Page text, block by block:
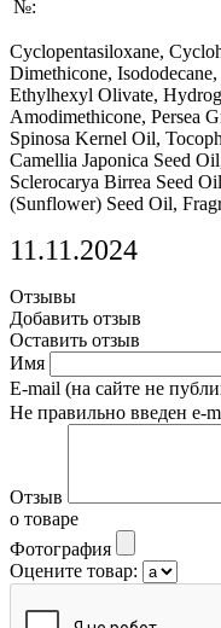
№:
Cyclopentasiloxane,
Dimethicone,
Ethylhexyl Olivate,
Amodimethicone, Persea
Spinosa Kernel Oil,
Camellia Japonica Seed
Sclerocarya Birrea Seed
(Sunflower) Seed Oil,
11.11.2024
Отзывы
Добавить отзыв
Оставить отзыв
Имя
E-mail (на сайте не
Не правильно введен e-
Отзыв
о товаре
Фотография
Оцените товар: